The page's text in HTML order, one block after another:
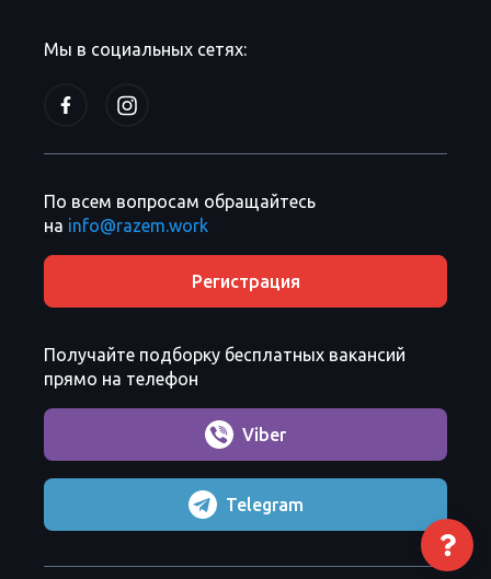
Мы в социальных сетях:
По всем вопросам обращайтесь
на info@razem.work
Регистрация
Получайте подборку бесплатных вакансий
прямо на телефон
Viber
Telegram